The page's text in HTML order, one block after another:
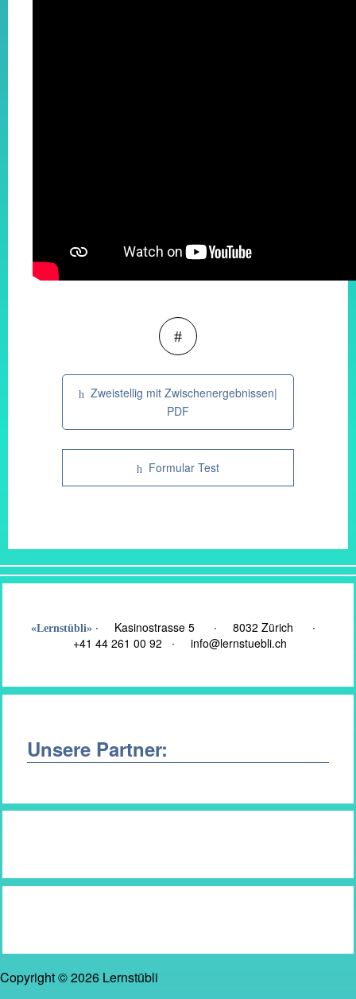
Zweistellig mit Zwischenergebnissen|
PDF
Formular Test
Beitragsnavigation
«Lernstübli» ∙ Kasinostrasse 5 ∙ 8032 Zürich
∙
+41 44 261 00 92 ∙ info@lernstuebli.ch
Unsere Partner:
Copyright © 2026 Lernstübli